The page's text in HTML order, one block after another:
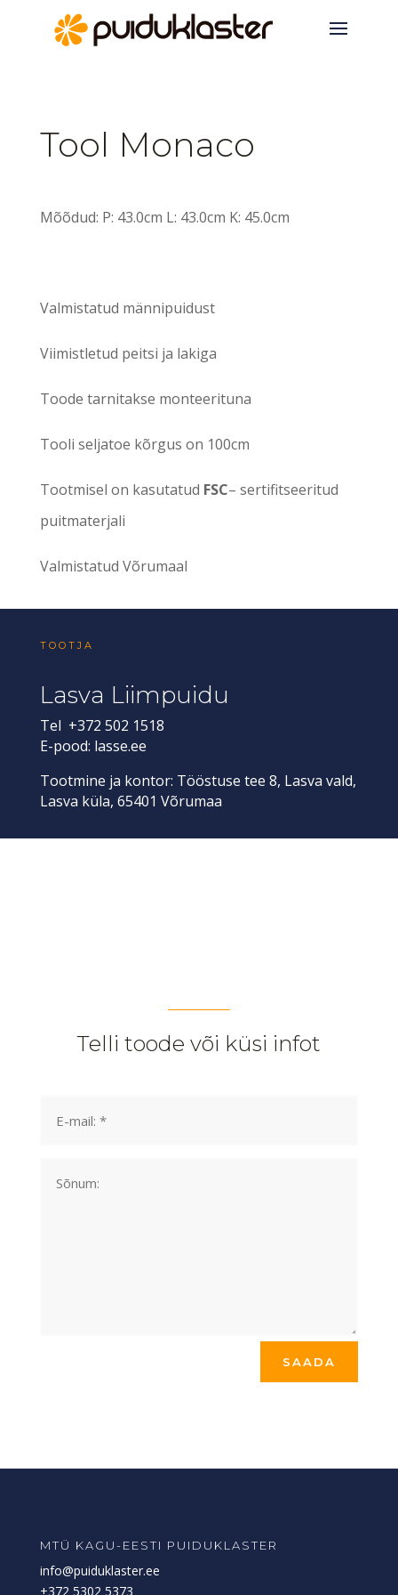
Tool Monaco
Mõõdud: P: 43.0cm L: 43.0cm K: 45.0cm
Valmistatud männipuidust
Viimistletud peitsi ja lakiga
Toode tarnitakse monteerituna
Tooli seljatoe kõrgus on 100cm
Tootmisel on kasutatud FSC– sertifitseeritud
puitmaterjali
Valmistatud Võrumaal
TOOTJA
Lasva Liimpuidu
Tel +372 502 1518
E-pood: lasse.ee
Tootmine ja kontor: Tööstuse tee 8, Lasva vald,
Lasva küla, 65401 Võrumaa
Telli toode või küsi infot
MTÜ KAGU-EESTI PUIDUKLASTER
info@puiduklaster.ee
+372 5302 5373